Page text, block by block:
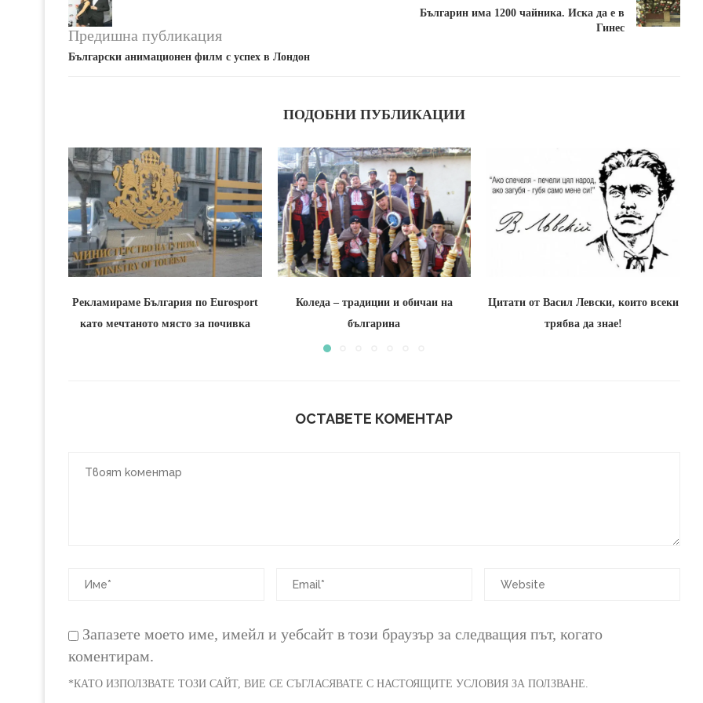
Предишна публикация
Български анимационен филм с успех в Лондон
Българин има 1200 чайника. Иска да е в
Гинес
ПОДОБНИ ПУБЛИКАЦИИ
Рекламираме България по Eurosport
като мечтаното място за почивка
Коледа – традиции и обичаи на
българина
Цитати от Васил Левски, които всеки
трябва да знае!
ОСТАВЕТЕ КОМЕНТАР
Запазете моето име, имейл и уебсайт в този браузър за следващия път, когато
коментирам.
*КАТО ИЗПОЛЗВАТЕ ТОЗИ САЙТ, ВИЕ СЕ СЪГЛАСЯВАТЕ С НАСТОЯЩИТЕ УСЛОВИЯ ЗА ПОЛЗВАНЕ.